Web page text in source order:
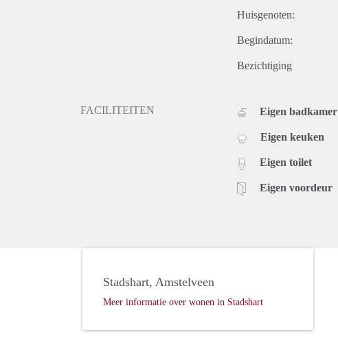
Huisgenoten:
Begindatum:
Bezichtiging
FACILITEITEN Eigen badkamer
Eigen keuken
Eigen toilet
Eigen voordeur
Stadshart, Amstelveen
Meer informatie over wonen in Stadshart